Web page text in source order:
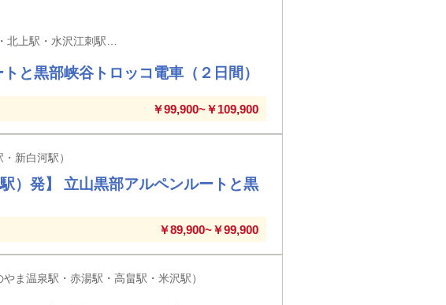
と黒部峡谷トロッコ電車（２日間）
￥99,900~￥109,900
新白河駅）
）発】 立山黒部アルペンルートと黒
￥89,900~￥99,900
ま温泉駅・赤湯駅・高畠駅・米沢駅）